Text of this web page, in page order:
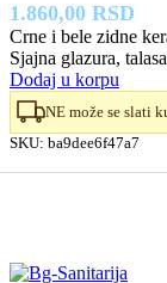
1.860,00 RSD
Crne i bele zidne
Sjajna glazura,
Dodaj u korpu
NE može se slati
SKU: ba9dee6f47a7